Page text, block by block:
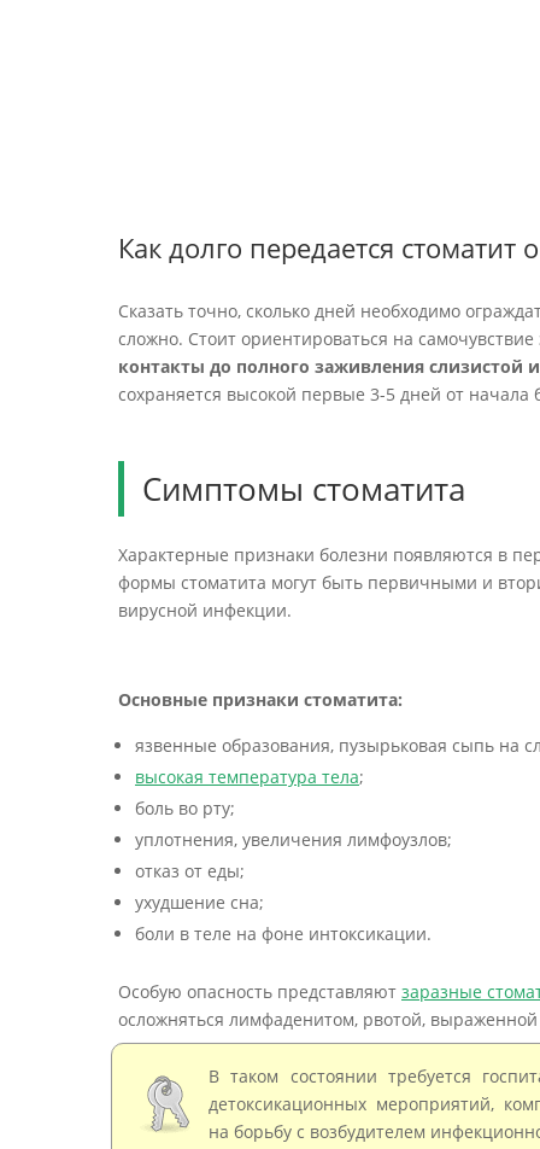
Как долго передается
Сказать точно, сколько дней необходимо
сложно. Стоит ориентироваться на
контакты до полного заживления слизистой
сохраняется высокой первые 3-5 дней от начала
Симптомы стоматита
Характерные признаки болезни появляются в
формы стоматита могут быть первичными и
вирусной инфекции.
Основные признаки стоматита:
язвенные образования, пузырьковая сыпь на
высокая температура тела;
боль во рту;
уплотнения, увеличения лимфоузлов;
отказ от еды;
ухудшение сна;
боли в теле на фоне интоксикации.
Особую опасность представляют заразные
осложняться лимфаденитом, рвотой,
В таком состоянии требуется
детоксикационных мероприятий,
на борьбу с возбудителем